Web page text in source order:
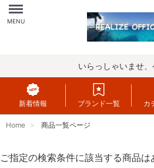
Menu
MENU
いらっしゃいませ
新着情報 ブランド一覧 カ
Home 商品一覧ページ
ご指定の検索条件に該当する商品は